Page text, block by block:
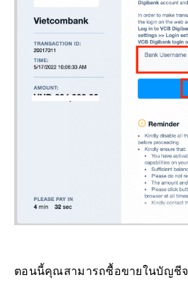
ตอนนี้คุณสามารถซื้อขายในบัญชีจ